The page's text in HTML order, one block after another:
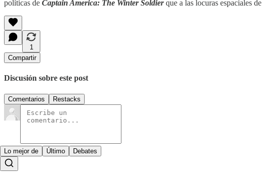
políticas de Captain America: The Winter Soldierque a las locuras espaciales de
1
Compartir
Discusión sobre este post
Comentarios Restacks
Lo mejor de Último Debates